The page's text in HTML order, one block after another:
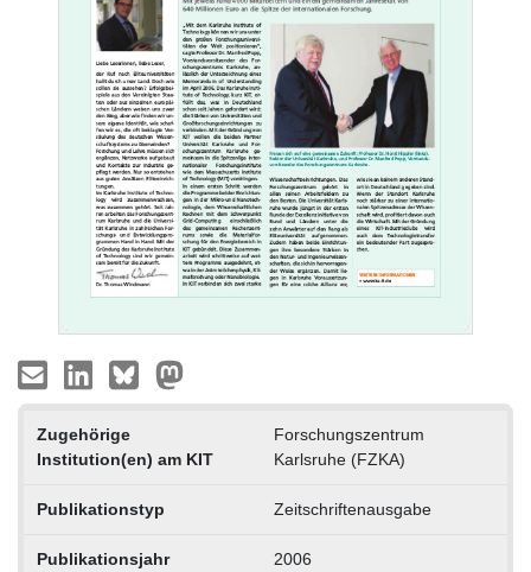
Zugehörige
Institution(en) am KIT
Forschungszentrum
Karlsruhe (FZKA)
Publikationstyp Zeitschriftenausgabe
Publikationsjahr 2006